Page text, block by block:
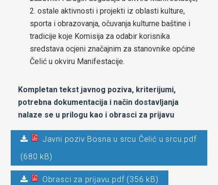
ostale aktivnosti i projekti iz oblasti kulture,
sporta i obrazovanja, očuvanja kulturne baštine i
tradicije koje Komisija za odabir korisnika
sredstava ocjeni značajnim za stanovnike općine
Čelić u okviru Manifestacije.
Kompletan tekst javnog poziva, kriterijumi,
potrebna dokumentacija i način dostavljanja
nalaze se u prilogu kao i obrasci za prijavu
Javni poziv Bosna u srcu Čelić u srcu.pdf
(680 kB)
Obrasci za prijavu.pdf (356 kB)